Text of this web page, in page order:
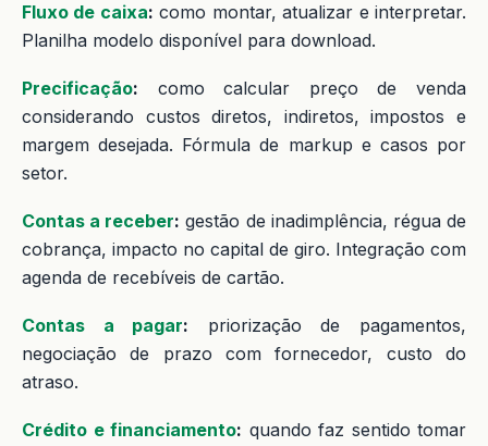
Fluxo de caixa: como montar, atualizar e interpretar.
Planilha modelo disponível para download.
Precificação: como calcular preço de venda
considerando custos diretos, indiretos, impostos e
margem desejada. Fórmula de markup e casos por
setor.
Contas a receber: gestão de inadimplência, régua de
cobrança, impacto no capital de giro. Integração com
agenda de recebíveis de cartão.
Contas a pagar: priorização de pagamentos,
negociação de prazo com fornecedor, custo do
atraso.
Crédito e financiamento: quando faz sentido tomar